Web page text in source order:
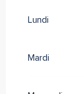
Lundi
Mardi